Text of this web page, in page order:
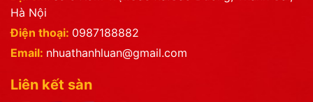
Hà Nội
Điện thoại: 0987188882
Email: nhuathanhluan@gmail.com
Liên kết sàn